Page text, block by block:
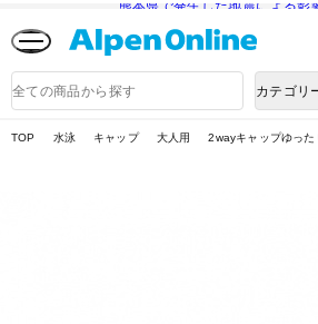
熊本県で発生した地震による影
品
検
カテゴリ
TOP 水泳 キャップ 大人用 2wayキャップゆった